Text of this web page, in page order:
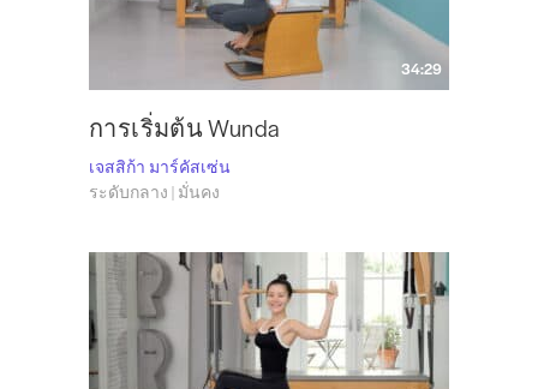
34:29
การเริ่มต้น Wunda
เจสสิก้า มาร์คัสเซ่น
ระดับกลาง | มั่นคง